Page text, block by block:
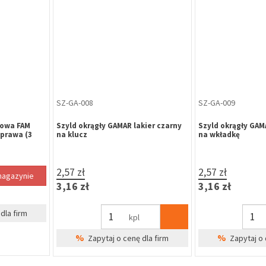
H6
6-
klucze
WK-HR-577
Wkładka bębenkowa B-Harko H6
35/70 mm, nikiel satyna, 6-
31,13 zł
38,29 zł
szt
% Zapytaj o cenę dla firm
WK-HR-574
Wkładka
35/55 mm, nikiel
29,32 zł
36,06 zł
% Zapytaj o